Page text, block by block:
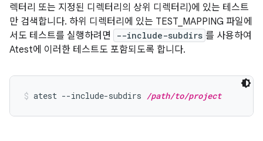
렉터리 또는 지정된 디렉터리의 상위 디렉터리)에 있는 테스트
만 검색합니다. 하위 디렉터리에 있는 TEST_MAPPING 파일에
서도 테스트를 실행하려면
--include-subdirs 를 사용하여
Atest에 이러한 테스트도 포함되도록 합니다.
atest --include-subdirs /path/to/project